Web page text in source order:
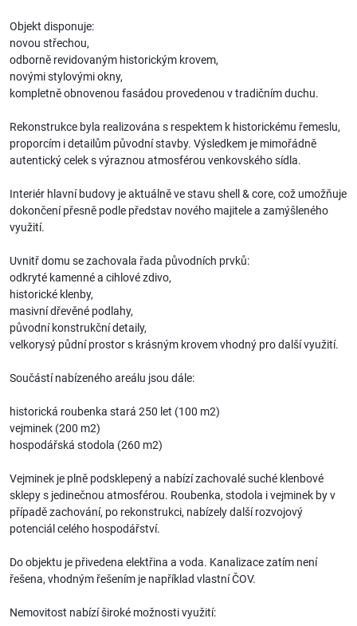
Objekt disponuje:
novou střechou,
odborně revidovaným historickým krovem,
novými stylovými okny,
kompletně obnovenou fasádou provedenou v tradičním duchu.
Rekonstrukce byla realizována s respektem k historickému řemeslu,
proporcím i detailům původní stavby. Výsledkem je mimořádně
autentický celek s výraznou atmosférou venkovského sídla.
Interiér hlavní budovy je aktuálně ve stavu shell & core, což umožňuje
dokončení přesně podle představ nového majitele a zamýšleného
využití.
Uvnitř domu se zachovala řada původních prvků:
odkryté kamenné a cihlové zdivo,
historické klenby,
masivní dřevěné podlahy,
původní konstrukční detaily,
velkorysý půdní prostor s krásným krovem vhodný pro další využití.
Součástí nabízeného areálu jsou dále:
historická roubenka stará 250 let (100 m2)
vejminek (200 m2)
hospodářská stodola (260 m2)
Vejminek je plně podsklepený a nabízí zachovalé suché klenbové
sklepy s jedinečnou atmosférou. Roubenka, stodola i vejminek by v
případě zachování, po rekonstrukci, nabízely další rozvojový
potenciál celého hospodářství.
Do objektu je přivedena elektřina a voda. Kanalizace zatím není
řešena, vhodným řešením je například vlastní ČOV.
Nemovitost nabízí široké možnosti využití: